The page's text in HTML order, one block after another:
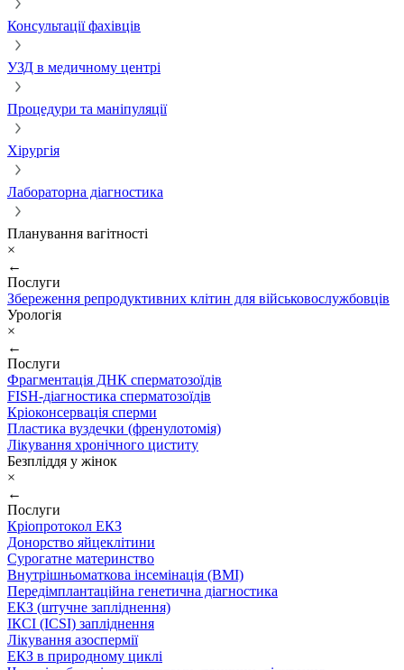
Консультації фахівців
УЗД в медичному центрі
Процедури та маніпуляції
Хірургія
Лабораторна діагностика
Планування вагітності
×
←
Послуги
Збереження репродуктивних клітин для військовослужбовців
Урологія
×
←
Послуги
Фрагментація ДНК сперматозоїдів
FISH-діагностика сперматозоїдів
Кріоконсервація сперми
Пластика вуздечки (френулотомія)
Лікування хронічного циститу
Безпліддя у жінок
×
←
Послуги
Кріопротокол ЕКЗ
Донорство яйцеклітини
Сурогатне материнство
Внутрішньоматкова інсемінація (ВМІ)
Передімплантаційна генетична діагностика
ЕКЗ (штучне запліднення)
ІКСІ (ICSI) запліднення
Лікування азоспермії
ЕКЗ в природному циклі